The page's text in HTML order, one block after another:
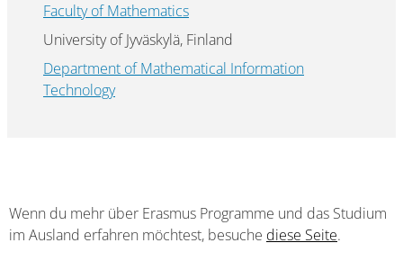
Faculty of Mathematics
University of Jyväskylä, Finland
Department of Mathematical Information
Technology
Wenn du mehr über Erasmus Programme und das Studium
im Ausland erfahren möchtest, besuche diese Seite.